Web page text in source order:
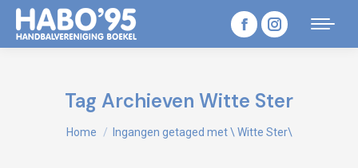
Facebook
opens
new
Instagram
new
Tag Archieven Witte Ster
Je bent hier:
Home Ingangen getaged met \ Witte Ster\